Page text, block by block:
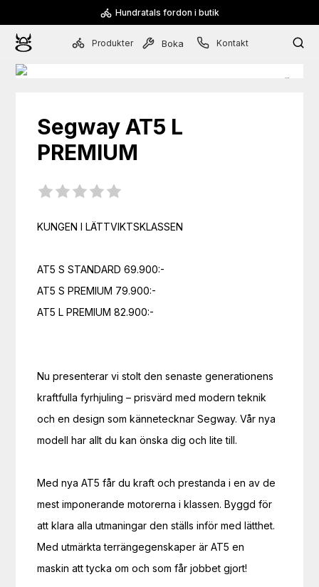
Hundratals fordon i butik
Produkter Boka Kontakt
Segway AT5 L
PREMIUM
KUNGEN I LÄTTVIKTSKLASSEN
AT5 S STANDARD 69.900:-
AT5 S PREMIUM 79.900:-
AT5 L PREMIUM 82.900:-
Nu presenterar vi stolt den senaste generationens
kraftfulla fyrhjuling – prisvärd med modern teknik
och en design som kännetecknar Segway. Vår nya
modell har allt du kan önska dig och lite till.
Med nya AT5 får du kraft och prestanda i en av de
mest imponerande motorerna i klassen. Byggd för
att klara alla utmaningar den ställs inför med lätthet.
Med utmärkta terrängegenskaper är AT5 en
maskin att tycka om och som får jobbet gjort!